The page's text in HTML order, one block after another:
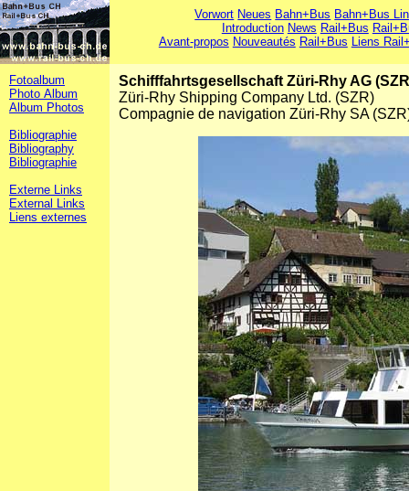
Vorwort Neues Bahn+Bus Bahn+Bus
Introduction News Rail+Bus
Avant-propos Nouveautés Rail+Bus Liens
Fotoalbum
Photo Album
Album Photos
Bibliographie
Bibliography
Bibliographie
Externe Links
External Links
Liens externes
Schifffahrtsgesellschaft Züri-Rhy AG
Züri-Rhy Shipping Company Ltd. (SZR)
Compagnie de navigation Züri-Rhy SA